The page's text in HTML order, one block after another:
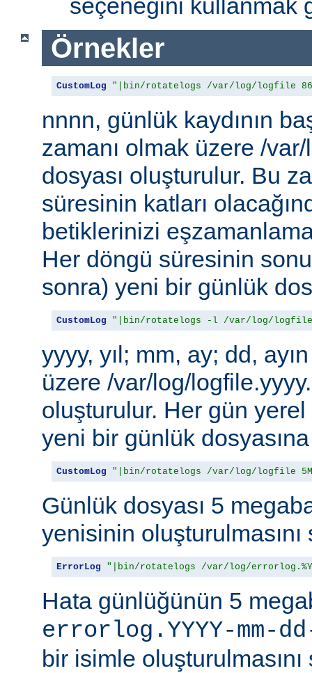
seçeneğini kullanmak
Örnekler
CustomLog "|bin/rotatelogs /var/log/logfile
nnnn, günlük kaydının
zamanı olmak üzere /
dosyası oluşturulur. Bu
süresinin katları
betiklerinizi
Her döngü süresinin
sonra) yeni bir günlük
CustomLog "|bin/rotatelogs -l /var/log/
yyyy, yıl; mm, ay; dd,
üzere /var/log/
oluşturulur. Her gün yerel
yeni bir günlük
CustomLog "|bin/rotatelogs /var/log/logfile
Günlük dosyası 5
yenisinin oluşturulmasını
ErrorLog "|bin/rotatelogs /var/log/errorlog.%Y-
Hata günlüğünün 5
errorlog.YYYY-mm-dd-
bir isimle oluşturulmasını